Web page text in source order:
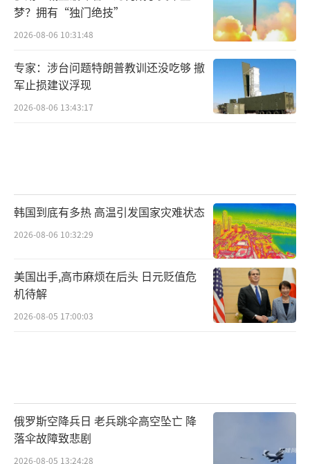
梦？拥有“独门绝技”
2026-08-06 10:31:48
专家：涉台问题特朗普教训还没吃够 撤
军止损建议浮现
2026-08-06 13:43:17
韩国到底有多热 高温引发国家灾难状态
2026-08-06 10:32:29
美国出手,高市麻烦在后头 日元贬值危
机待解
2026-08-05 17:00:03
俄罗斯空降兵日 老兵跳伞高空坠亡 降
落伞故障致悲剧
2026-08-05 13:24:28